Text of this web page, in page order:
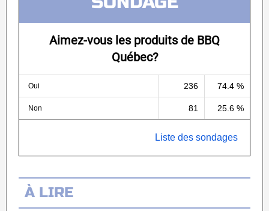
Aimez-vous les produits de BBQ
Québec?
Oui 236 74.4 %
Non 81 25.6 %
Liste des sondages
À LIRE